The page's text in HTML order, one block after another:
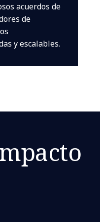
acuerdos de
de
y escalables.